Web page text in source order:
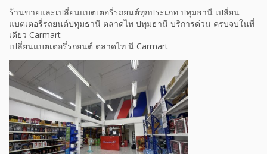
ร้านขายและเปลี่ยนแบตเตอรี่รถยนต์ทุกประเภท ปทุมธานี เปลี่ยน
แบตเตอรี่รถยนต์ปทุมธานี ตลาดไท ปทุมธานี บริการด่วน ครบจบในที่
เดียว Carmart
เปลี่ยนแบตเตอรี่รถยนต์ ตลาดไท นี Carmart